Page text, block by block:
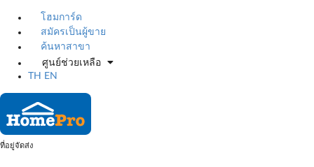
โฮมการ์ด
สมัครเป็นผู้ขาย
ค้นหาสาขา
ศูนย์ช่วยเหลือ
TH
EN
ที่อยู่จัดส่ง